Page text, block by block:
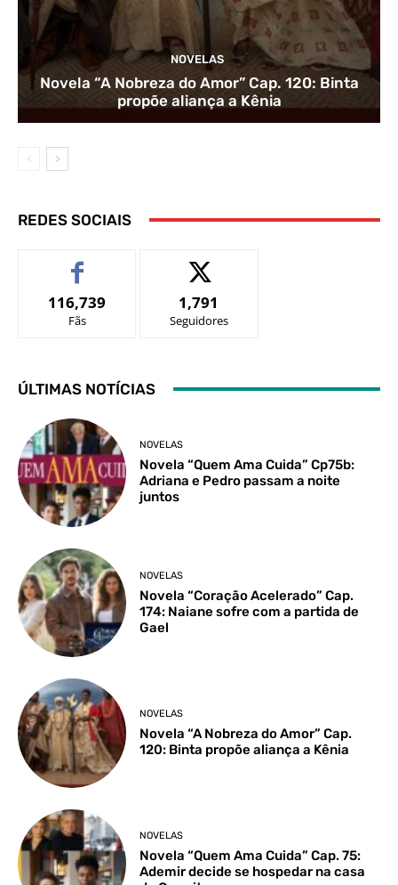
NOVELAS
Novela “A Nobreza do Amor” Cap. 120: Binta
propõe aliança a Kênia
REDES SOCIAIS
116,739
Fãs
1,791
Seguidores
ÚLTIMAS NOTÍCIAS
NOVELAS
Novela “Quem Ama Cuida” Cp75b:
Adriana e Pedro passam a noite
juntos
NOVELAS
Novela “Coração Acelerado” Cap.
174: Naiane sofre com a partida de
Gael
NOVELAS
Novela “A Nobreza do Amor” Cap.
120: Binta propõe aliança a Kênia
NOVELAS
Novela “Quem Ama Cuida” Cap. 75:
Ademir decide se hospedar na casa